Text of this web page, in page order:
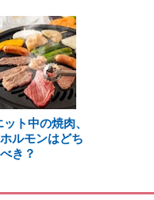
ト中の焼肉、
ルモンはどち
き？